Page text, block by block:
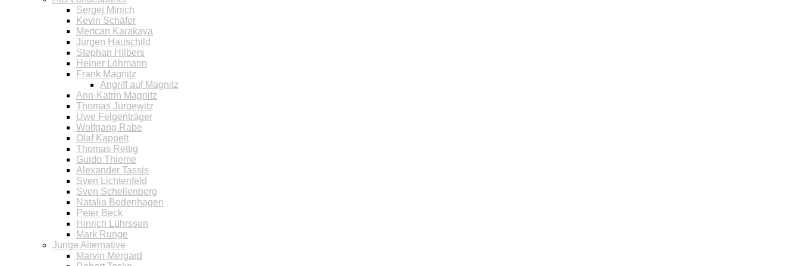
Sergej Minich
Kevin Schäfer
Mertcan Karakaya
Jürgen Hauschild
Stephan Hilbers
Heiner Löhmann
Frank Magnitz
Angriff auf Magnitz
Ann-Katrin Magnitz
Thomas Jürgewitz
Uwe Felgenträger
Wolfgang Rabe
Olaf Kappelt
Thomas Rettig
Guido Thieme
Alexander Tassis
Sven Lichtenfeld
Sven Schellenberg
Natalia Bodenhagen
Peter Beck
Hinrich Lührssen
Mark Runge
Junge Alternative
Marvin Mergard